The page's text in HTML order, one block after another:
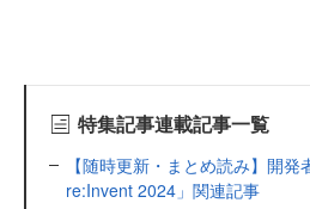
特集記事連載記事一覧
【随時更新・まとめ読み】開発
re:Invent 2024」関連記事